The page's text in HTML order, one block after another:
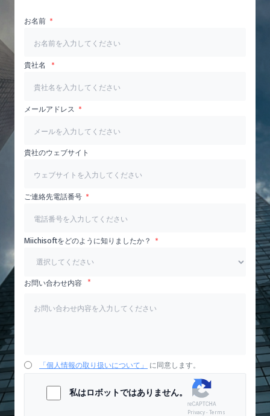
お名前
貴社名
メールアドレス
貴社のウェブサイト
ご連絡先電話番号
Miichisoftをどのように知りましたか？
お問い合わせ内容
「個人情報の取り扱いについて」 に同意します。
私はロボットではありません。
Privacy - Terms